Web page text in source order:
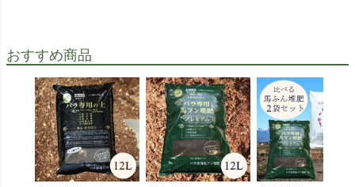
おすすめ商品